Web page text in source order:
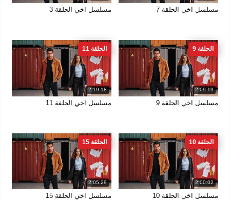
مسلسل اخي الحلقة 7 مسلسل اخي الحلقة 3
2:09:19
الحلقة 9
مسلسل اخي الحلقة 9
2:19:18
الحلقة 11
مسلسل اخي الحلقة 11
2:00:02
الحلقة 10
مسلسل اخي الحلقة 10
2:05:29
الحلقة 15
مسلسل اخي الحلقة 15